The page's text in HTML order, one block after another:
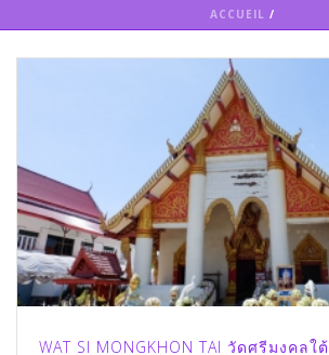
ACCUEIL /
WAT SI MONGKHON TAI วัดศรีมงคลใต้